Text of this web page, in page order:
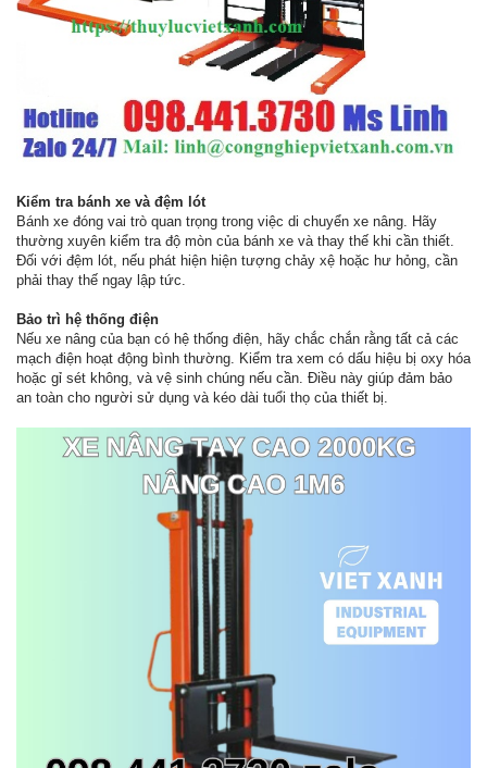
Kiểm tra bánh xe và đệm lót
Bánh xe đóng vai trò quan trọng trong việc di chuyển xe nâng. Hãy
thường xuyên kiểm tra độ mòn của bánh xe và thay thế khi cần thiết.
Đối với đệm lót, nếu phát hiện hiện tượng chảy xệ hoặc hư hỏng, cần
phải thay thế ngay lập tức.
Bảo trì hệ thống điện
Nếu xe nâng của bạn có hệ thống điện, hãy chắc chắn rằng tất cả các
mạch điện hoạt động bình thường. Kiểm tra xem có dấu hiệu bị oxy hóa
hoặc gỉ sét không, và vệ sinh chúng nếu cần. Điều này giúp đảm bảo
an toàn cho người sử dụng và kéo dài tuổi thọ của thiết bị.